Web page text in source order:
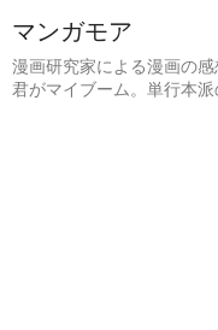
マンガモア
漫画研究家による漫画の
君がマイブーム。単行本派